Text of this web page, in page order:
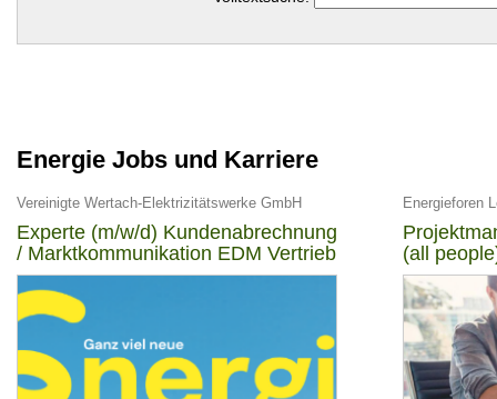
Energie Jobs und Karriere
Vereinigte Wertach-Elektrizitätswerke GmbH
Experte (m/w/d) Kundenabrechnung
/ Marktkommunikation EDM Vertrieb
Energieforen
(all